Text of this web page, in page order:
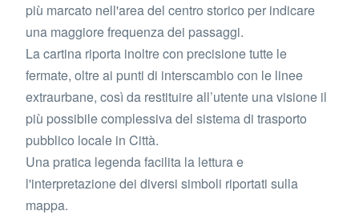
più marcato nell'area del centro storico per indicare
una maggiore frequenza dei passaggi.
La cartina riporta inoltre con precisione tutte le
fermate, oltre ai punti di interscambio con le linee
extraurbane, così da restituire all’utente una visione il
più possibile complessiva del sistema di trasporto
pubblico locale in Città.
Una pratica legenda facilita la lettura e
l'interpretazione dei diversi simboli riportati sulla
mappa.